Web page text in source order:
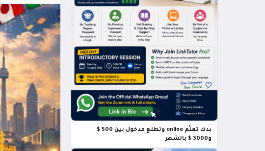
بدك تعلّم online وتطلع مدخول بين 500 $
و3000 $ بالشهر